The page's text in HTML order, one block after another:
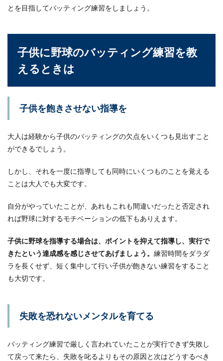
とを目指してバッティング練習をしましょう。
子供に野球のバッティング練習を教
えるときは
子供を飽きさせない指導を
大人は経験から子供のバッティングの欠点をいくつも見出すこと
ができるでしょう。
しかし、それを一度に指導しても同時にいくつものことを覚える
ことは大人でも大変です。
自分がやっていたことが、あれもこれも間違いだったと否定され
れば野球に対するモチベーションの低下もありえます。
子供に野球を指導する場合は、ポイントを抑えて指導し、実行で
きたという達成感を感じさせてあげましょう。 練習時間をダラダ
ラを長くせず、短く集中して行い子供が飽きない練習をすること
も大切です。
失敗を恐れないメンタルを育てる
バッティング練習で厳しく言われていたことが実行できず失敗し
て戻って来たら、失敗を叱るよりもその原因と次はどうするべき